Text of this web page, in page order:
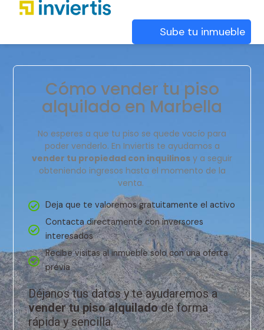
Sube tu inmueble
Cómo vender tu piso
alquilado en Marbella
No esperes a que tu piso se quede vacío para
poder venderlo. En Inviertis te ayudamos a
vender tu propiedad con inquilinos y a seguir
obteniendo ingresos hasta el momento de la
venta.
Deja que te valoremos gratuitamente el activo
Contacta directamente con inversores
interesados
Recibe visitas al inmueble solo con una oferta
previa
Déjanos tus datos y te ayudaremos a
vender tu piso alquiladode forma
rápida y sencilla.